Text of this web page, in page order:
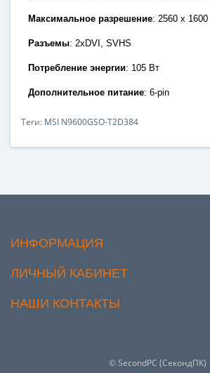
Максимальное разрешение: 2560 х 1600
Разъемы: 2xDVI, SVHS
Потребление энергии: 105 Вт
Дополнительное питание: 6-pin
Теги: MSI N9600GSO-T2D384
ИНФОРМАЦИЯ
ЛИЧНЫЙ КАБИНЕТ
НАШИ КОНТАКТЫ
© SecondPC (СекондПК)